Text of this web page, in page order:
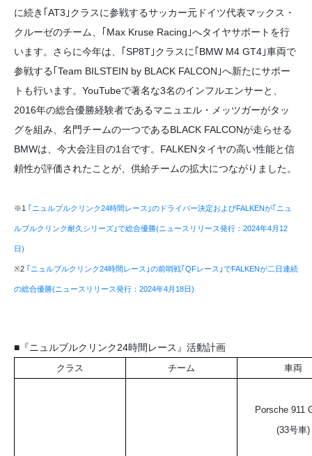
に続き｢AT3｣クラスに参戦するサッカー元ドイツ代表マックス・
クルーゼのチーム、｢Max Kruse Racing｣へタイヤサポートを行
います。さらに今年は、｢SP8T｣クラスに｢BMW M4 GT4｣車両で
参戦する｢Team BILSTEIN by BLACK FALCON｣へ新たにサポー
トも行います。YouTubeで著名な3名のインフルエンサーと、
2016年の総合優勝経験者であるマニュエル・メッツガーがタッ
グを組み、名門チームの一つであるBLACK FALCONが走らせる
BMWは、今大会注目の1台です。FALKENタイヤの高い性能と信
頼性が評価されたことが、供給チームの拡大につながりました。
※1 ｢ニュルブルクリンク24時間レース｣のドライバー決定およびFALKENが｢ニュ
ルブルクリンク耐久シリーズ｣で総合優勝(ニュースリリース発行：2024年4月12
日)
※2 ｢ニュルブルクリンク24時間レース｣の前哨戦｢QFレース｣でFALKENが二日連続
の総合優勝(ニュースリリース発行：2024年4月18日)
■『ニュルブルクリンク24時間レース』活動計画
クラス チーム 車両
Porsche 911
(33号車)